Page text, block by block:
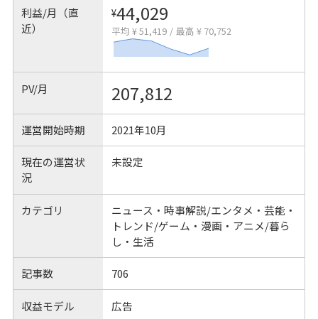
利益/月（直
近）
¥44,029
平均 ¥ 51,419 / 最高 ¥ 70,752
PV/月 207,812
運営開始時期 2021年10月
現在の運営状
況
未設定
カテゴリ
ニュース・時事解説/エンタメ・芸能・
トレンド/ゲーム・漫画・アニメ/暮ら
し・生活
記事数 706
収益モデル 広告